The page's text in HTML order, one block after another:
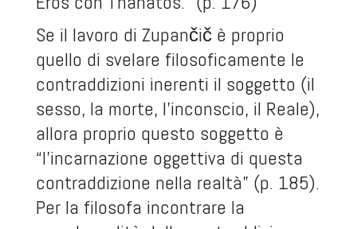
Se il lavoro di Zupančič è proprio
quello di svelare filosoficamente le
contraddizioni inerenti il soggetto (il
sesso, la morte, l’inconscio, il Reale),
allora proprio questo soggetto è
“l’incarnazione oggettiva di questa
contraddizione nella realtà” (p. 185).
Per la filosofa incontrare la